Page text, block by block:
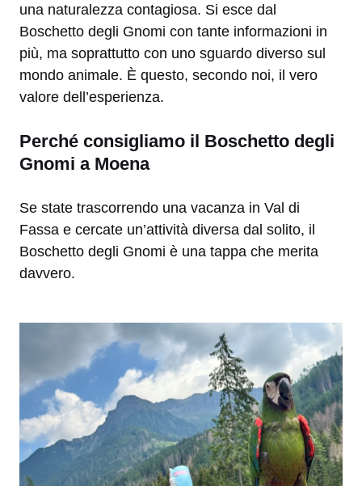
una naturalezza contagiosa. Si esce dal
Boschetto degli Gnomi con tante informazioni in
più, ma soprattutto con uno sguardo diverso sul
mondo animale. È questo, secondo noi, il vero
valore dell’esperienza.
Perché consigliamo il Boschetto degli
Gnomi a Moena
Se state trascorrendo una vacanza in Val di
Fassa e cercate un’attività diversa dal solito, il
Boschetto degli Gnomi è una tappa che merita
davvero.